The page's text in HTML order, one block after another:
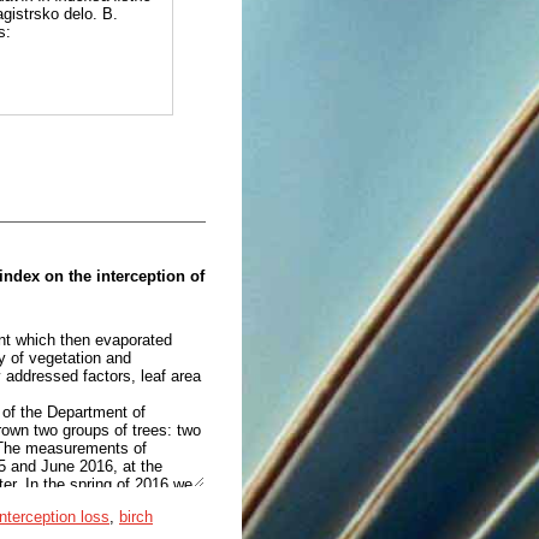
delo. B.
on the interception of
which then evaporated
of vegetation and
factors, leaf area
the Department of
two groups of trees: two
measurements of
and June 2016, at the
In the spring of 2016 we
in spring. Within a
loss birch